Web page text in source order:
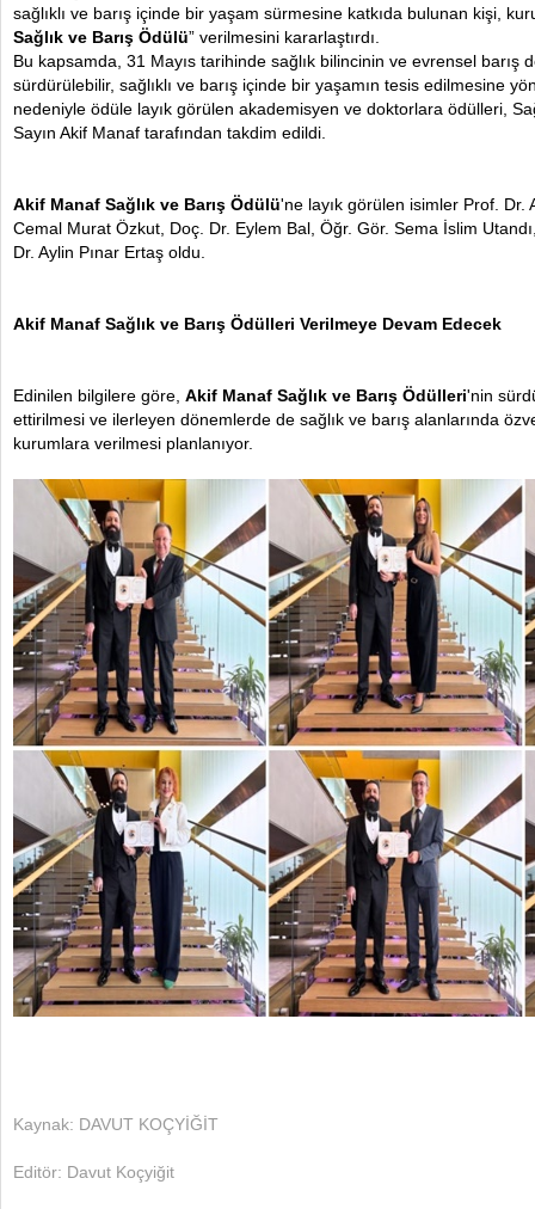
sağlıklı ve barış içinde bir yaşam sürmesine katkıda bulunan kişi,
Sağlık ve Barış Ödülü” verilmesini kararlaştırdı.
Bu kapsamda, 31 Mayıs tarihinde sağlık bilincinin ve evrensel barış
sürdürülebilir, sağlıklı ve barış içinde bir yaşamın tesis edilmesine
nedeniyle ödüle layık görülen akademisyen ve doktorlara ödülleri,
Sayın Akif Manaf tarafından takdim edildi.
Akif Manaf Sağlık ve Barış Ödülü'ne layık görülen isimler Prof. Dr.
Cemal Murat Özkut, Doç. Dr. Eylem Bal, Öğr. Gör. Sema İslim
Dr. Aylin Pınar Ertaş oldu.
Akif Manaf Sağlık ve Barış Ödülleri Verilmeye Devam Edecek
Edinilen bilgilere göre, Akif Manaf Sağlık ve Barış Ödülleri'nin
ettirilmesi ve ilerleyen dönemlerde de sağlık ve barış alanlarında
kurumlara verilmesi planlanıyor.
Kaynak: DAVUT KOÇYİĞİT
Editör: Davut Koçyiğit
istanbul escort escort